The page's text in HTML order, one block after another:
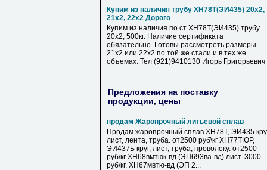
Купим из наличия трубу ХН78Т(ЭИ435) 20х2,
21х2, 22х2 Дорого
Купим из наличия по ст ХН78Т(ЭИ435) трубу
20х2, 500кг. Наличие сертификата
обязательно. Готовы рассмотреть размеры
21х2 или 22х2 по той же стали и в тех же
объемах. Тел (921)9410130 Игорь Григорьевич
...
Предложения на поставку
продукции, цены
продам Жаропрочный литьевой сплав
Продам жаропрочный сплав ХН78Т, ЭИ435
лист, лента, труба. от2500 руб\кг ХН77ТЮР,
ЭИ437Б круг, лист, труба, проволоку. от2500
руб/кг ХН68вмтюк-вд (ЭП693ва-вд) лист. 3000
руб/кг. ХН67мвтю-вд (ЭП 2...